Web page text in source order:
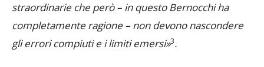
straordinarie che però – in questo Bernocchi ha
completamente ragione – non devono nascondere
gli errori compiuti e i limiti emersi»3.